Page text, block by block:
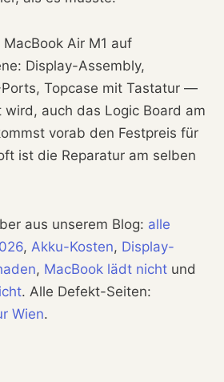
Air M1 auf
Display-Assembly,
Topcase mit Tastatur —
auch das Logic Board am
vorab den Festpreis für
ist die Reparatur am selben
aus unserem Blog: alle
, Akku-Kosten, Display-
, MacBook lädt nicht und
. Alle Defekt-Seiten:
Wien.